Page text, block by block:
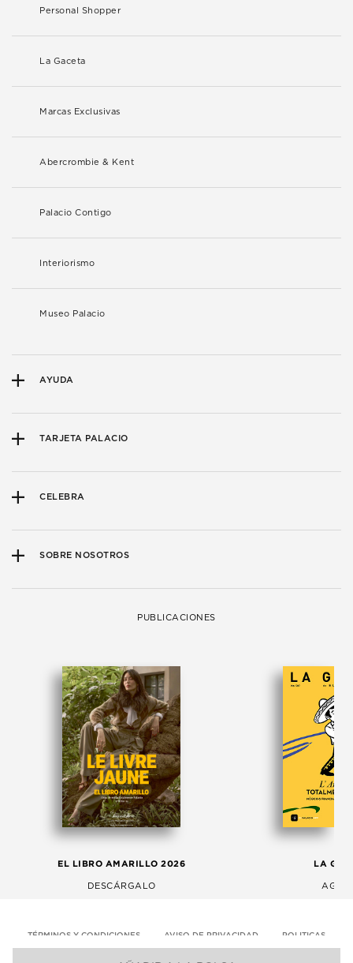
Personal Shopper
La Gaceta
Marcas Exclusivas
Abercrombie & Kent
Palacio Contigo
Interiorismo
Museo Palacio
AYUDA
TARJETA PALACIO
CELEBRA
SOBRE NOSOTROS
PUBLICACIONES
EL LIBRO AMARILLO 2026
DESCÁRGALO
LA
TÉRMINOS Y CONDICIONES AVISO DE PRIVACIDAD POLITICAS